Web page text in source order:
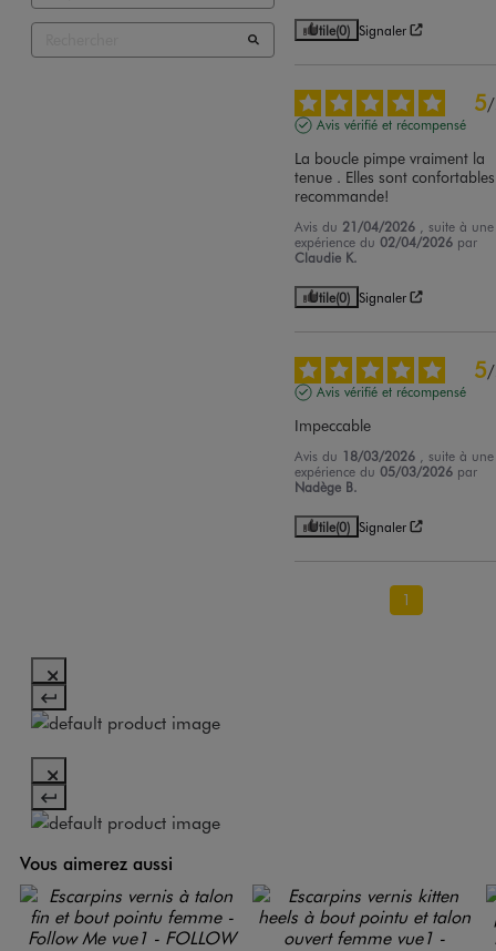
Utile(0) Signaler
5/
Avis vérifié et récompensé
La boucle pimpe vraiment la
tenue . Elles sont
recommande!
Avis du 21/04/2026
, suite à une
expérience du02/04/2026 par
Claudie K.
Utile(0) Signaler
5/
Avis vérifié et récompensé
Impeccable
Avis du 18/03/2026
, suite à une
expérience du05/03/2026 par
Nadège B.
Utile(0) Signaler
1
Vous aimerez aussi